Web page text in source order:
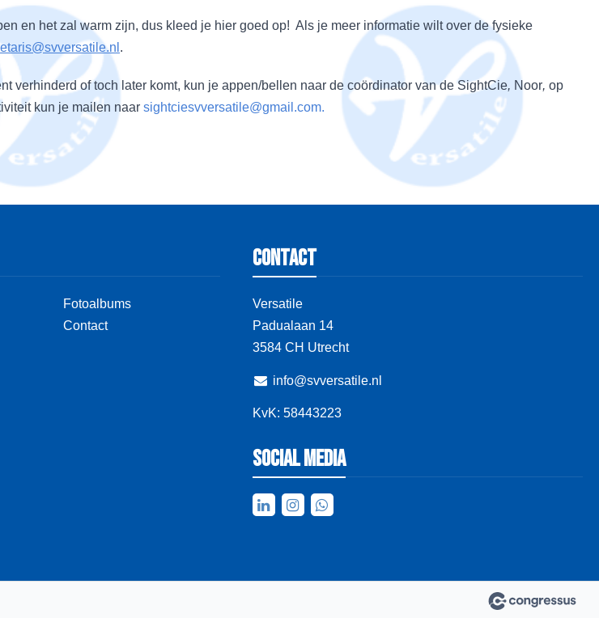
en het zal warm zijn, dus kleed je hier goed op! Als je meer informatie wilt over de fysieke
.
verhinderd of toch later komt, kun je appen/bellen naar de coördinator van de SightCie, Noor, op
kun je mailen naar sightciesvversatile@gmail.com.
Fotoalbums
Contact
Contact
Versatile
Padualaan 14
3584 CH Utrecht
info@svversatile.nl
KvK: 58443223
Social media